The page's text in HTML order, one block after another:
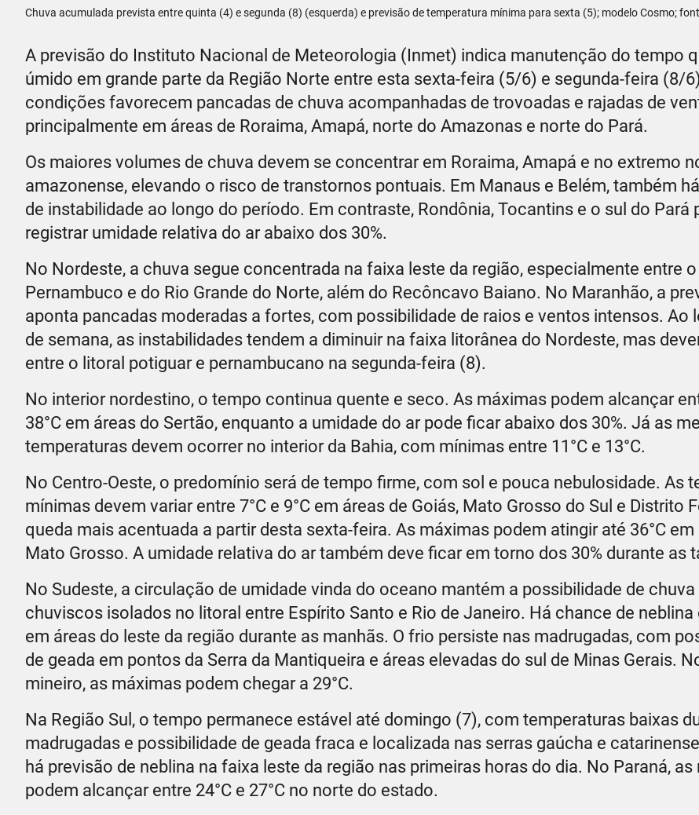
Chuva acumulada prevista entre quinta (4) e segunda (8) (esquerda) e previsão de temperatura mínima para sexta (5); modelo Cosmo;
A previsão do Instituto Nacional de Meteorologia (Inmet) indica manutenção do tempo
úmido em grande parte da Região Norte entre esta sexta-feira (5/6) e segunda-feira (8/
condições favorecem pancadas de chuva acompanhadas de trovoadas e rajadas de
principalmente em áreas de Roraima, Amapá, norte do Amazonas e norte do Pará.
Os maiores volumes de chuva devem se concentrar em Roraima, Amapá e no extremo
amazonense, elevando o risco de transtornos pontuais. Em Manaus e Belém, também
de instabilidade ao longo do período. Em contraste, Rondônia, Tocantins e o sul do Pará
registrar umidade relativa do ar abaixo dos 30%.
No Nordeste, a chuva segue concentrada na faixa leste da região, especialmente entre
Pernambuco e do Rio Grande do Norte, além do Recôncavo Baiano. No Maranhão, a
aponta pancadas moderadas a fortes, com possibilidade de raios e ventos intensos. Ao
de semana, as instabilidades tendem a diminuir na faixa litorânea do Nordeste, mas
entre o litoral potiguar e pernambucano na segunda-feira (8).
No interior nordestino, o tempo continua quente e seco. As máximas podem alcançar
38°C em áreas do Sertão, enquanto a umidade do ar pode ficar abaixo dos 30%. Já as
temperaturas devem ocorrer no interior da Bahia, com mínimas entre 11°C e 13°C.
No Centro-Oeste, o predomínio será de tempo firme, com sol e pouca nebulosidade. As
mínimas devem variar entre 7°C e 9°C em áreas de Goiás, Mato Grosso do Sul e Distrito
queda mais acentuada a partir desta sexta-feira. As máximas podem atingir até 36°C em
Mato Grosso. A umidade relativa do ar também deve ficar em torno dos 30% durante as
No Sudeste, a circulação de umidade vinda do oceano mantém a possibilidade de
chuviscos isolados no litoral entre Espírito Santo e Rio de Janeiro. Há chance de neblina
em áreas do leste da região durante as manhãs. O frio persiste nas madrugadas, com
de geada em pontos da Serra da Mantiqueira e áreas elevadas do sul de Minas Gerais.
mineiro, as máximas podem chegar a 29°C.
Na Região Sul, o tempo permanece estável até domingo (7), com temperaturas baixas
madrugadas e possibilidade de geada fraca e localizada nas serras gaúcha e
há previsão de neblina na faixa leste da região nas primeiras horas do dia. No Paraná,
podem alcançar entre 24°C e 27°C no norte do estado.